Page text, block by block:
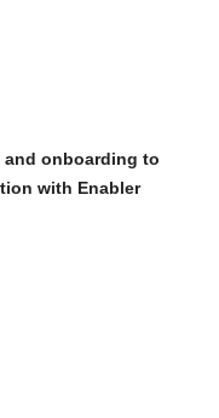
and onboarding to
with Enabler